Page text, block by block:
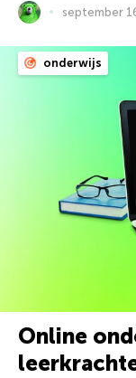
september
onderwijs
Online